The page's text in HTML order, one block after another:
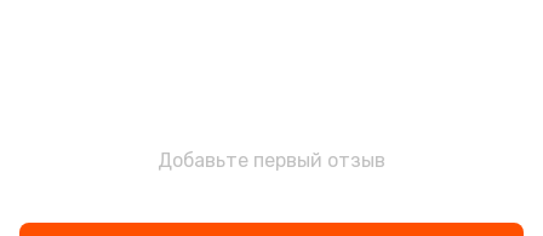
Добавьте первый отзыв